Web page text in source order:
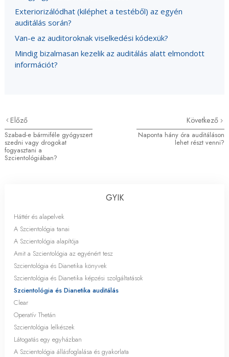
Exteriorizálódhat (kiléphet a testéből) az egyén
auditálás során?
Van-e az auditoroknak viselkedési kódexük?
Mindig bizalmasan kezelik az auditálás alatt elmondott
információt?
Előző
Szabad-e bármiféle gyógyszert
szedni vagy drogokat
fogyasztani a
Szcientológiában?
Következő
Naponta hány óra auditáláson
lehet részt venni?
GYIK
Háttér és alapelvek
A Szcientológia tanai
A Szcientológia alapítója
Amit a Szcientológia az egyénért tesz
Szcientológia és Dianetika könyvek
Szcientológia és Dianetika képzési szolgáltatások
Szcientológia és Dianetika auditálás
Clear
Operatív Thetán
Szcientológia lelkészek
Látogatás egy egyházban
A Szcientológia állásfoglalása és gyakorlata